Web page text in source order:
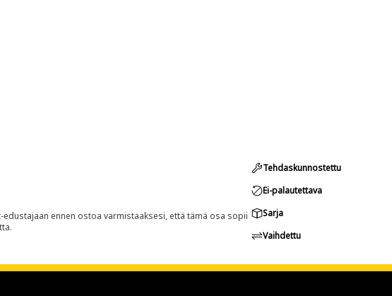
ennen ostoa varmistaaksesi, että tämä osa sopii
Tehdaskunnostettu
Ei-palautettava
Sarja
Vaihdettu